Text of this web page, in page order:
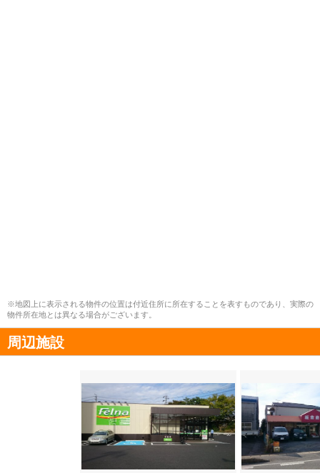
※地図上に表示される物件の位置は付近住所に所在することを表すものであり、実際の
物件所在地とは異なる場合がございます。
周辺施設